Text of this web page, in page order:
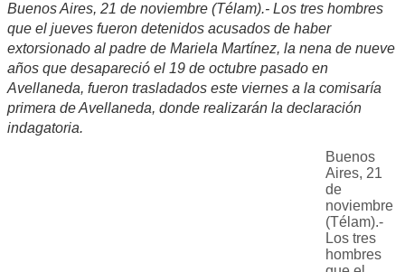
Buenos Aires, 21 de noviembre (Télam).- Los tres hombres
que el jueves fueron detenidos acusados de haber
extorsionado al padre de Mariela Martínez, la nena de nueve
años que desapareció el 19 de octubre pasado en
Avellaneda, fueron trasladados este viernes a la comisaría
primera de Avellaneda, donde realizarán la declaración
indagatoria.
Buenos
Aires, 21
de
noviembre
(Télam).-
Los tres
hombres